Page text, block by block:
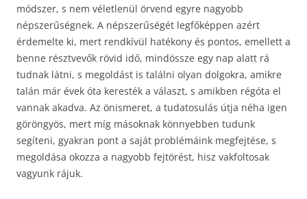
módszer, s nem véletlenül örvend egyre nagyobb
népszerűségnek. A népszerűségét legfőképpen azért
érdemelte ki, mert rendkívül hatékony és pontos, emellett a
benne résztvevők rövid idő, mindössze egy nap alatt rá
tudnak látni, s megoldást is találni olyan dolgokra, amikre
talán már évek óta keresték a választ, s amikben régóta el
vannak akadva. Az önismeret, a tudatosulás útja néha igen
göröngyös, mert míg másoknak könnyebben tudunk
segíteni, gyakran pont a saját problémáink megfejtése, s
megoldása okozza a nagyobb fejtörést, hisz vakfoltosak
vagyunk rájuk.